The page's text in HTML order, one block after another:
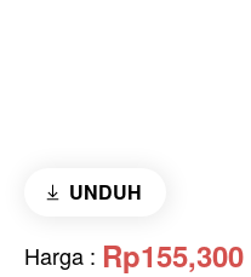
UNDUH
Harga : Rp155,300